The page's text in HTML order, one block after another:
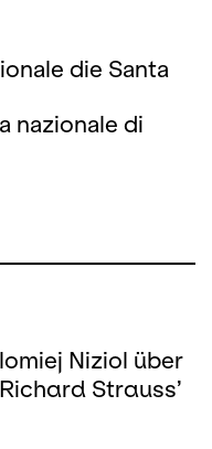
die Santa
nazionale di
Niziol über
Strauss’